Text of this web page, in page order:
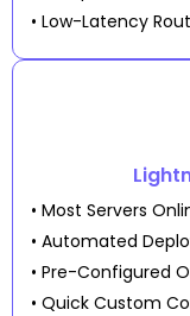
• Low-Latency
• Most Servers
• Automated
• Pre-Configured
• Quick Custom